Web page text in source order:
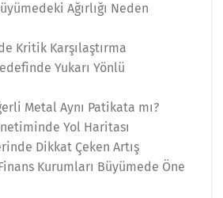
Ağırlığı Neden
Kritik Karşılaştırma
Yukarı Yönlü
Metal Aynı Patikata mı?
Yol Haritası
Dikkat Çeken Artış
Kurumları Büyümede Öne